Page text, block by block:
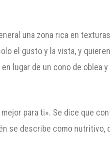
una zona rica en texturas
el gusto y la vista, y
lugar de un cono de oblea
para ti». Se dice que
se describe como nutritivo,